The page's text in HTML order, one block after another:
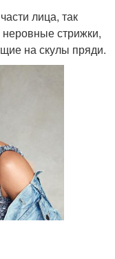
лица, так
неровные стрижки,
на скулы пряди.